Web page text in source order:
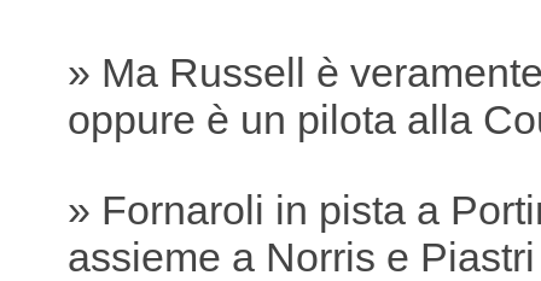
» Ma Russell è
oppure è un pilota alla
» Fornaroli in pista a
assieme a Norris e Piastri